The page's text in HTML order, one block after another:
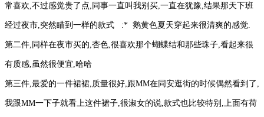
常喜欢,不过感觉贵了点,同事一直叫我别买,一直在犹豫,结果那天下班
经过夜市,突然瞄到一样的款式 :* 鹅黄色夏天穿起来很清爽的感觉.
第二件,同样在夜市买的,杏色,很喜欢那个蝴蝶结和那些珠子,看起来很
有质感,虽然很便宜,哈哈
第三件,最爱的一件裙裙,质量很好,跟MM在同安逛街的时候偶然看到了,
我跟MM一下子就看上这件裙子,很淑女的说,款式也比较特别,上面有荷